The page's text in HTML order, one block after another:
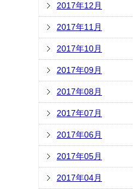
2017年12月
2017年11月
2017年10月
2017年09月
2017年08月
2017年07月
2017年06月
2017年05月
2017年04月